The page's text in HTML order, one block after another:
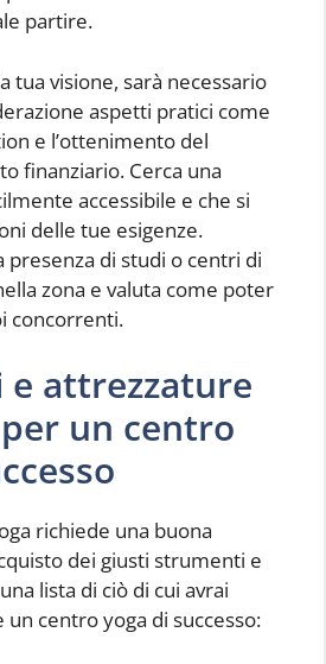
partire.
tua visione, sarà necessario
aspetti pratici come
e l’ottenimento del
finanziario. Cerca una
accessibile e che si
delle tue esigenze.
presenza di studi o centri di
zona e valuta come poter
concorrenti.
attrezzature
un centro
richiede una buona
dei giusti strumenti e
lista di ciò di cui avrai
centro yoga di successo: